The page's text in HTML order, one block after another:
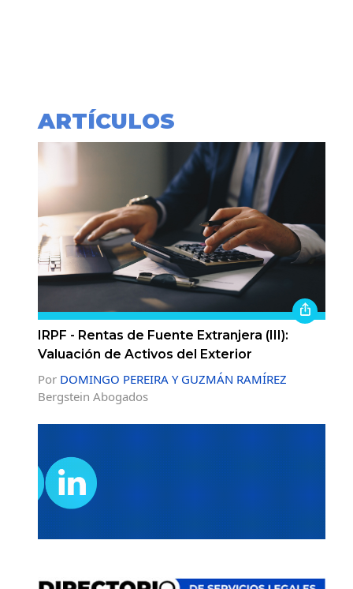
ARTÍCULOS
IRPF - Rentas de Fuente Extranjera (III):
Valuación de Activos del Exterior
Por DOMINGO PEREIRA Y GUZMÁN RAMÍREZ
Bergstein Abogados